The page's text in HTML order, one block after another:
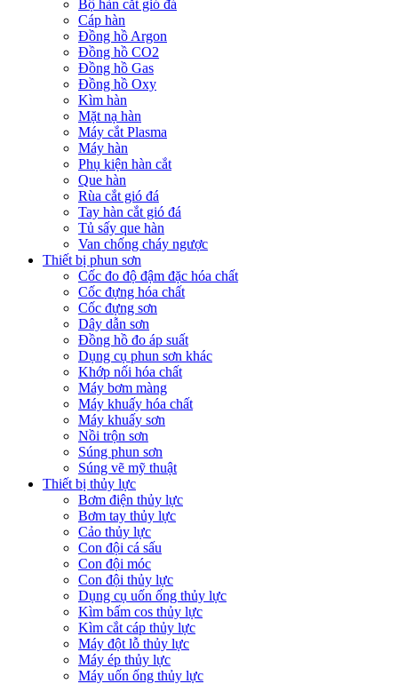
Bộ hàn cắt gió đá
Cáp hàn
Đồng hồ Argon
Đồng hồ CO2
Đồng hồ Gas
Đồng hồ Oxy
Kìm hàn
Mặt nạ hàn
Máy cắt Plasma
Máy hàn
Phụ kiện hàn cắt
Que hàn
Rùa cắt gió đá
Tay hàn cắt gió đá
Tủ sấy que hàn
Van chống cháy ngược
Thiết bị phun sơn
Cốc đo độ đậm đặc hóa chất
Cốc đựng hóa chất
Cốc đựng sơn
Dây dẫn sơn
Đồng hồ đo áp suất
Dụng cụ phun sơn khác
Khớp nối hóa chất
Máy bơm màng
Máy khuấy hóa chất
Máy khuấy sơn
Nồi trộn sơn
Súng phun sơn
Súng vẽ mỹ thuật
Thiết bị thủy lực
Bơm điện thủy lực
Bơm tay thủy lực
Cảo thủy lực
Con đội cá sấu
Con đội móc
Con đội thủy lực
Dụng cụ uốn ống thủy lực
Kìm bấm cos thủy lực
Kìm cắt cáp thủy lực
Máy đột lỗ thủy lực
Máy ép thủy lực
Máy uốn ống thủy lực